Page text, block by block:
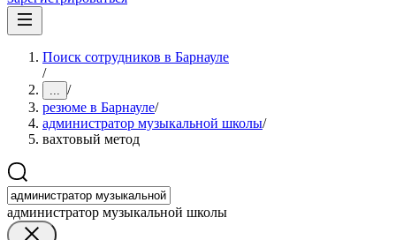
Поиск сотрудников в Барнауле
/
... /
резюме в Барнауле/
администратор музыкальной школы/
вахтовый метод
администратор музыкальной школы